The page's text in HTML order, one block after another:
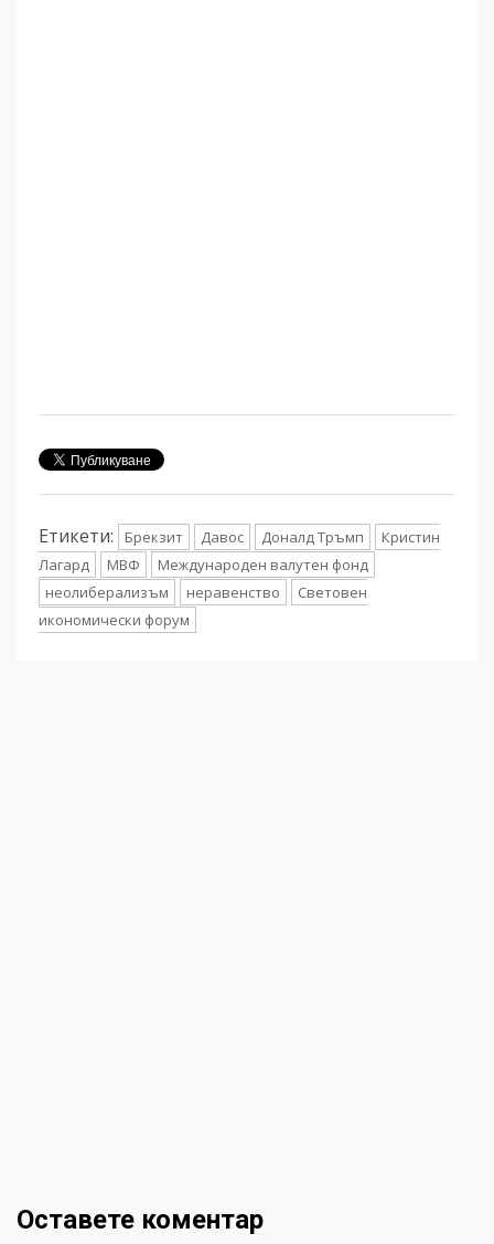
Етикети: Брекзит Давос Доналд Тръмп
Кристин
Лагард
МВФ
Международен валутен фонд
неолиберализъм
неравенство
Световен
икономически форум
Оставете коментар